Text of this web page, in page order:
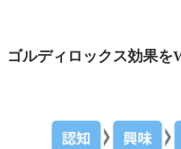
ゴルディロックス効果を